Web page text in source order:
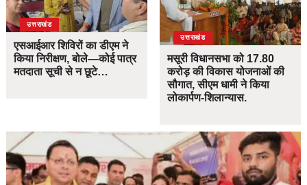
उत्तराखंड
एसआईआर शिविरों का डीएम ने
किया निरीक्षण, बोले—कोई पात्र
मतदाता सूची से न छूटे…
उत्तराखंड
मसूरी विधानसभा को 17.80
करोड़ की विकास योजनाओं की
सौगात, सीएम धामी ने किया
लोकार्पण-शिलान्यास.